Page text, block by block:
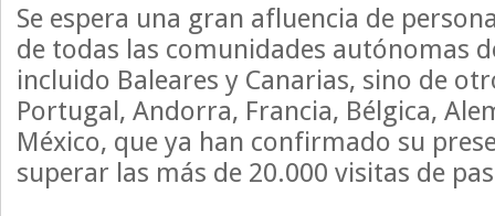
Se espera una gran afluencia de
de todas las comunidades autónomas
incluido Baleares y Canarias, sino de
Portugal, Andorra, Francia, Bélgica,
México, que ya han confirmado su
superar las más de 20.000 visitas de